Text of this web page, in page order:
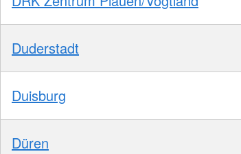
Duderstadt
Duisburg
Düren